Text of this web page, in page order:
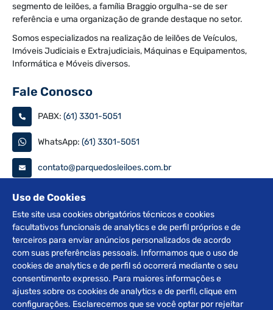
segmento de leilões, a família Braggio orgulha-se de ser
referência e uma organização de grande destaque no setor.
Somos especializados na realização de leilões de Veículos,
Imóveis Judiciais e Extrajudiciais, Máquinas e Equipamentos,
Informática e Móveis diversos.
Fale Conosco
PABX: (61) 3301-5051
WhatsApp: (61) 3301-5051
contato@parquedosleiloes.com.br
Consulte seu documento
PESQUISAR
Siga nas redes
Uso de Cookies
Este site usa cookies obrigatórios técnicos e cookies
facultativos funcionais de analytics e de perfil próprios e de
terceiros para enviar anúncios personalizados de acordo
com suas preferências pessoais. Informamos que o uso de
cookies de analytics e de perfil só ocorrerá mediante o seu
consentimento expresso. Para maiores informações e
ajustes sobre os cookies de analytics e de perfil, clique em
configurações. Esclarecemos que se você optar por rejeitar